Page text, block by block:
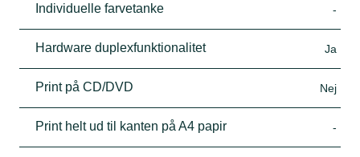
Individuelle farvetanke -
Hardware duplexfunktionalitet Ja
Print på CD/DVD Nej
Print helt ud til kanten på A4 papir -